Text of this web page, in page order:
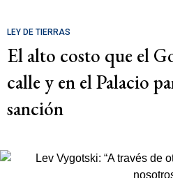
LEY DE TIERRAS
El alto costo que el
calle y en el Palacio
sanción